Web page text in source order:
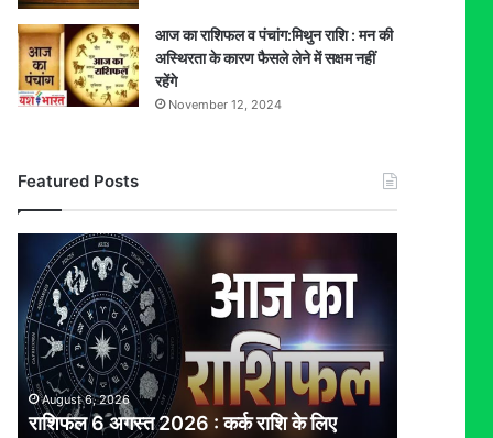
आज का राशिफल व पंचांग:मिथुन राशि : मन की
अस्थिरता के कारण फैसले लेने में सक्षम नहीं
रहेंगे
November 12, 2024
Featured Posts
अगस्त
2026
कर्क
राशि
लिए
August 6, 2026
राशिफल 6 अगस्त 2026 : कर्क राशि के लिए